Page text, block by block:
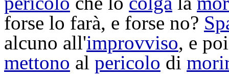
forse lo farà, e forse no?
alcuno all'improvviso, e
mettono al pericolo di